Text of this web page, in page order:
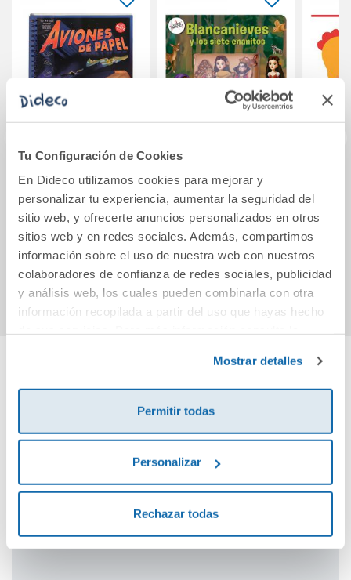
Tu Configuración de Cookies
En Dideco utilizamos cookies para mejorar y
personalizar tu experiencia, aumentar la seguridad del
sitio web, y ofrecerte anuncios personalizados en otros
sitios web y en redes sociales. Además, compartimos
información sobre el uso de nuestra web con nuestros
colaboradores de confianza de redes sociales, publicidad
y análisis web, los cuales pueden combinarla con otra
información recopilada a partir del uso que hayas hecho
Mostrar detalles
Permitir todas
Personalizar
Rechazar todas
Aviones de papel,
nueva edición
22,50€
Comprar
Blancanieves y los
siete enanitos
15,50€
Comprar
Cuéntanos tu opinión
¡Sé el primero en valorar este producto!
Debes iniciar sesión para poder valorarlo